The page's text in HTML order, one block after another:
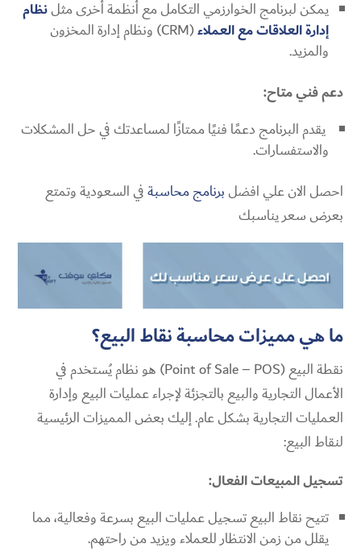
يمكن لبرنامج الخوارزمي التكامل مع أنظمة أخرى مثلنظام
إدارة العلاقات مع العملاء
(CRM) ونظام إدارة المخزون
والمزيد.
دعم فني متاح:
يقدم البرنامج دعمًا فنيًا ممتازًا لمساعدتك في حل المشكلات
والاستفسارات.
احصل الان علي افضلبرنامج محاسبةفي السعودية وتمتع
بعرض سعر يناسبك
ما هي مميزاتمحاسبة نقاط البيع؟
نقطة البيع (Point of Sale – POS) هو نظام يُستخدم في
الأعمال التجارية والبيع بالتجزئة لإجراء عمليات البيع وإدارة
العمليات التجارية بشكل عام. إليك بعض المميزات الرئيسية
لنقاط البيع:
تسجيل المبيعات الفعال:
تتيح نقاط البيع تسجيل عمليات البيع بسرعة وفعالية، مما
يقلل من زمن الانتظار للعملاء ويزيد من راحتهم.